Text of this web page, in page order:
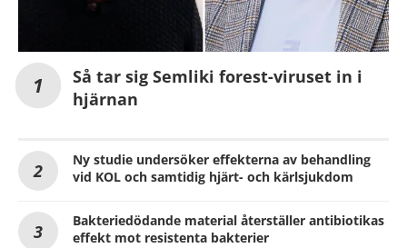
Så tar sig Semliki forest-viruset in i
hjärnan
Ny studie undersöker effekterna av behandling
vid KOL och samtidig hjärt- och kärlsjukdom
Bakteriedödande material återställer antibiotikas
effekt mot resistenta bakterier